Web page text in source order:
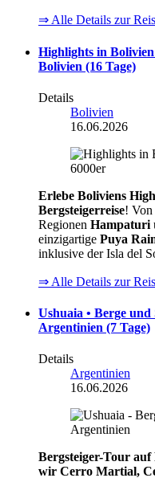
⇒ Alle Details zur
Highlights in Bolivien
Bolivien (16 Tage)
Details
Bolivien
16.06.2026
Erlebe Boliviens
Bergsteigerreise! Von
Regionen Hampaturi
einzigartige Puya
inklusive der Isla del
⇒ Alle Details zur
Ushuaia • Berge und
Argentinien (7 Tage)
Details
Argentinien
16.06.2026
Bergsteiger-Tour auf
wir Cerro Martial,